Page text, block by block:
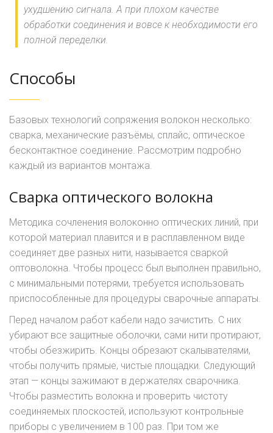
ухудшению сигнала. А при плохом качестве
обработки соединения и вовсе к необходимости его
полной переделки.
Способы
Базовых технологий сопряжения волокон несколько:
сварка, механические разъёмы, сплайс, оптическое
бесконтактное соединение. Рассмотрим подробно
каждый из вариантов монтажа.
Сварка оптического волокна
Методика сочленения волоконно оптических линий, при
которой материал плавится и в расплавленном виде
соединяет две разных нити, называется сваркой
оптоволокна. Чтобы процесс был выполнен правильно,
с минимальными потерями, требуется использовать
приспособленные для процедуры сварочные аппараты.
Перед началом работ кабели надо зачистить. С них
убирают все защитные оболочки, сами нити протирают,
чтобы обезжирить. Концы обрезают скалывателями,
чтобы получить прямые, чистые площадки. Следующий
этап — концы зажимают в держателях сварочника.
Чтобы разместить волокна и проверить чистоту
соединяемых плоскостей, используют контрольные
приборы с увеличением в 100 раз. При том же